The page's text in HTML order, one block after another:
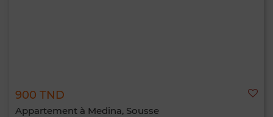
900 TND
Appartement à Medina, Sousse